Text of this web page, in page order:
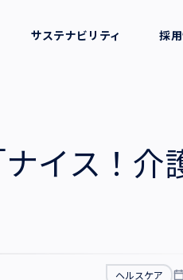
サステナビリティ 採
イス！介
ヘルスケア